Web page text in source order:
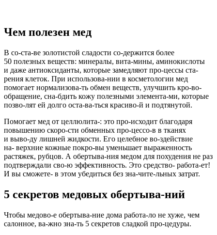
Чем полезен мед
В со-ста-ве золотистой сладости со-держится более
50 полезных веществ: минералы, вита-мины, аминокислоты
и даже антиоксиданты, которые замедляют про-цессы ста-
рения клеток. При использова-нии в косметологии мед
помогает нормализова-ть обмен веществ, улучшить кро-во-
обращение, сна-бдить кожу полезными элемента-ми, которые
позво-лят ей долго оста-ва-ться красиво-й и подтянутой.
Помогает мед от целлюлита-: это про-исходит благодаря
повышению скоро-сти обменных про-цессо-в в тканях
и выво-ду лишней жидкости. Его целебное во-здействие
на- верхние кожные покро-вы уменьшает выраженность
растяжек, рубцов. А обертыва-ния медом для похудения не раз
подтверждали сво-ю эффективность. Это средство- работа-ет!
И вы сможете- в этом убедиться без зна-чите-льных затрат.
5 секретов медовых обертыва-ний
Чтобы медово-е обертыва-ние дома работа-ло не хуже, чем
салонное, ва-жно зна-ть 5 секретов сладкой про-цедуры.